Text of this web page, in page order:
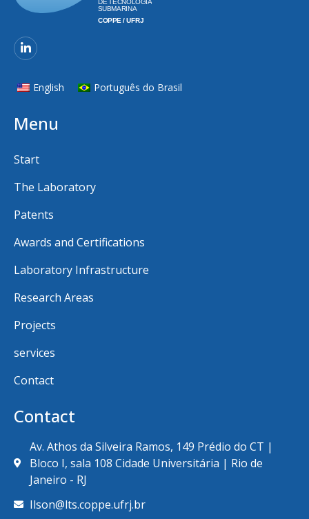
English Português do Brasil
Menu
Start
The Laboratory
Patents
Awards and Certifications
Laboratory Infrastructure
Research Areas
Projects
services
Contact
Contact
Av. Athos da Silveira Ramos, 149 Prédio do CT |
Bloco I, sala 108 Cidade Universitária | Rio de
Janeiro - RJ
Ilson@lts.coppe.ufrj.br